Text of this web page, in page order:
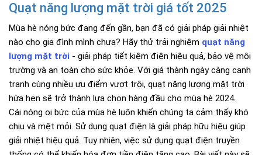
Quạt năng lượng mặt trời giá tốt 2025
Mùa hè nóng bức đang đến gần, bạn đã có giải pháp giải nhiệt
nào cho gia đình mình chưa? Hãy thử trải nghiệm quạt năng
lượng mặt trời - giải pháp tiết kiệm điện hiệu quả, bảo vệ môi
trường và an toàn cho sức khỏe. Với giá thành ngày càng cạnh
tranh cùng nhiều ưu điểm vượt trội, quạt năng lượng mặt trời
hứa hẹn sẽ trở thành lựa chọn hàng đầu cho mùa hè 2024.
Cái nóng oi bức của mùa hè luôn khiến chúng ta cảm thấy khó
chịu và mệt mỏi. Sử dụng quạt điện là giải pháp hữu hiệu giúp
giải nhiệt hiệu quả. Tuy nhiên, việc sử dụng quạt điện truyền